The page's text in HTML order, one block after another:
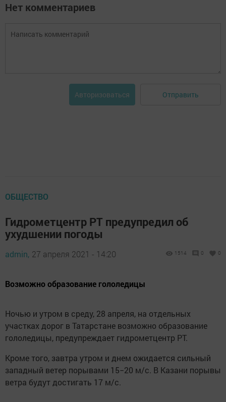
Нет комментариев
Авторизоваться Отправить
ОБЩЕСТВО
Гидрометцентр РТ предупредил об
ухудшении погоды
admin, 27 апреля 2021 - 14:20 1514 0 0
Возможно образование гололедицы
Ночью и утром в среду, 28 апреля, на отдельных
участках дорог в Татарстане возможно образование
гололедицы, предупреждает гидрометцентр РТ.
Кроме того, завтра утром и днем ожидается сильный
западный ветер порывами 15−20 м/с. В Казани порывы
ветра будут достигать 17 м/с.